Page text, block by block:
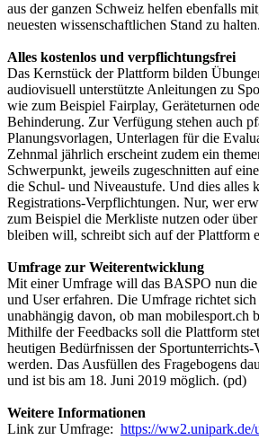
aus der ganzen Schweiz helfen ebenfalls
neuesten wissenschaftlichen Stand zu halten.
Alles kostenlos und verpflichtungsfrei
Das Kernstück der Plattform bilden
audiovisuell unterstützte Anleitungen zu
wie zum Beispiel Fairplay, Geräteturnen
Behinderung. Zur Verfügung stehen auch
Planungsvorlagen, Unterlagen für die
Zehnmal jährlich erscheint zudem ein
Schwerpunkt, jeweils zugeschnitten auf
die Schul- und Niveaustufe. Und dies alles
Registrations-Verpflichtungen. Nur, wer
zum Beispiel die Merkliste nutzen oder
bleiben will, schreibt sich auf der Plattform
Umfrage zur Weiterentwicklung
Mit einer Umfrage will das BASPO nun
und User erfahren. Die Umfrage richtet sich
unabhängig davon, ob man mobilesport.ch
Mithilfe der Feedbacks soll die Plattform
heutigen Bedürfnissen der Sportunterrichts-
werden. Das Ausfüllen des Fragebogens
und ist bis am 18. Juni 2019 möglich. (pd)
Weitere Informationen
Link zur Umfrage: https://ww2.unipark.de/